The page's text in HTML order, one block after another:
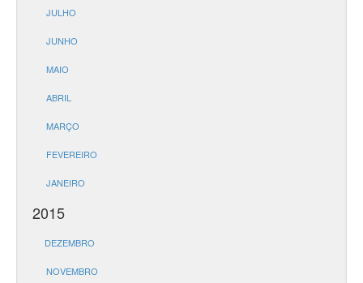
JULHO
JUNHO
MAIO
ABRIL
MARÇO
FEVEREIRO
JANEIRO
2015
DEZEMBRO
NOVEMBRO